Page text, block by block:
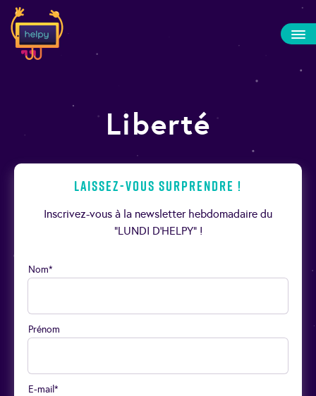
Liberté
Laissez-vous surprendre !
Inscrivez-vous à la newsletter hebdomadaire du
“LUNDI D’HELPY” !
Nom*
Prénom
E-mail*